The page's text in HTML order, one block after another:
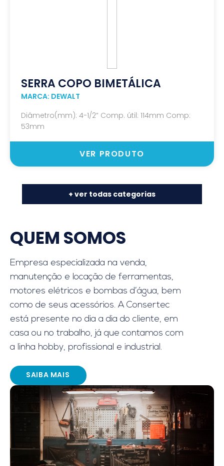
SERRA COPO BIMETÁLICA
MARCA: DEWALT
Diâmetro(mm): 4-1/2” Comp. útil: 114mm Comp:
53mm
VER PRODUTO
+ ver todas categorias
QUEM SOMOS
Empresa especializada na venda,
manutenção e locação de ferramentas,
motores elétricos e bombas d’água, bem
como de seus acessórios. A Consertec
está presente no dia a dia do cliente, em
casa ou no trabalho, já que contamos com
a linha hobby, profissional e industrial.
SAIBA MAIS